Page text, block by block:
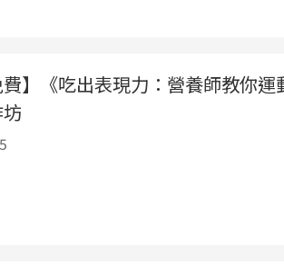
費】《吃出表現力：營養師教你